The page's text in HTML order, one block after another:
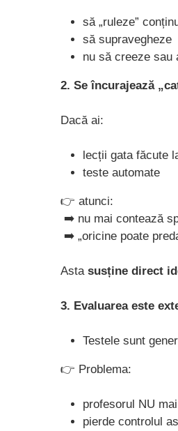
să „ruleze”
să supravegheze
nu să creeze sau
2. Se încurajează
Dacă ai:
lecții gata făcute
teste automate
👉 atunci:
➡️ nu mai contează
➡️ „oricine poate
Asta susține direct
3. Evaluarea este
Testele sunt
👉 Problema:
profesorul NU
pierde controlul